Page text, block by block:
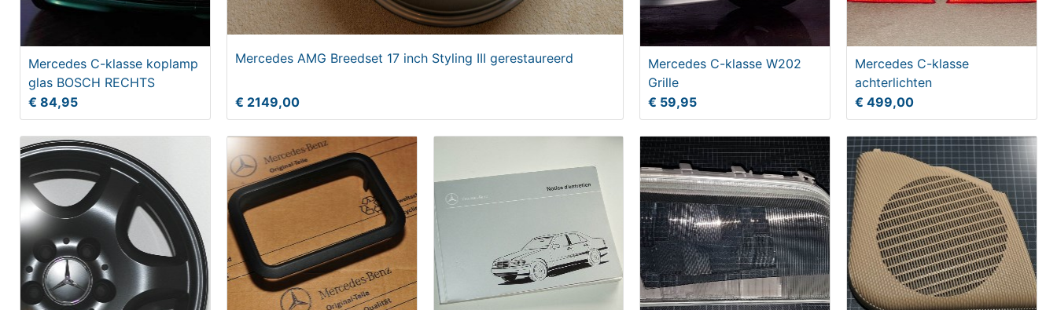
Mercedes AMG Breedset 17 inch Styling III gerestaureerd
€ 2149,00
Mercedes C-klasse koplamp
glas BOSCH RECHTS
€ 84,95
Mercedes C-klasse W202
Grille
€ 59,95
Mercedes C-klasse
achterlichten
€ 499,00